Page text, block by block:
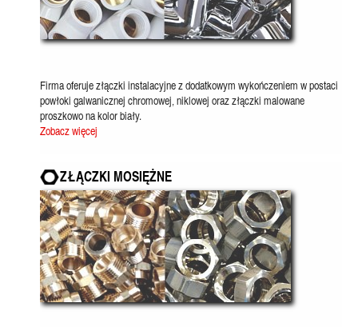
Firma oferuje złączki instalacyjne z dodatkowym wykończeniem w postaci
powłoki galwanicznej chromowej, niklowej oraz złączki malowane
proszkowo na kolor biały.
Zobacz więcej
ZŁĄCZKI MOSIĘŻNE